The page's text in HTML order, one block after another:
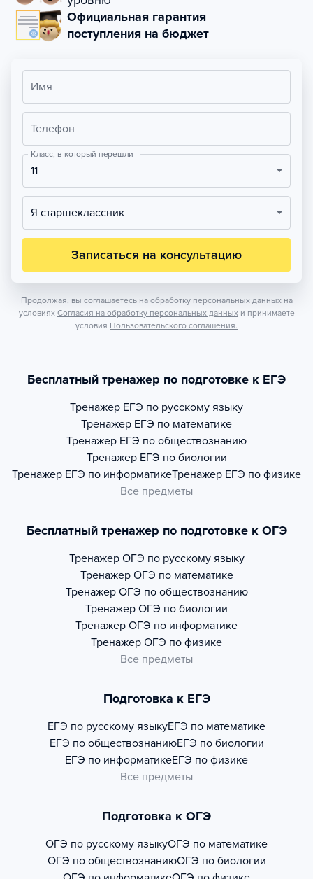
Официальная гарантия
поступления на бюджет
Имя
Телефон
Класс, в который перешли
11
Я старшеклассник
Записаться на консультацию
Продолжая, вы соглашаетесь на обработку персональных данных на
условиях Согласия на обработку персональных данных и принимаете
условия Пользовательского соглашения.
Бесплатный тренажер по подготовке к ЕГЭ
Тренажер ЕГЭ по русскому языку
Тренажер ЕГЭ по математике
Тренажер ЕГЭ по обществознанию
Тренажер ЕГЭ по биологии
Тренажер ЕГЭ по информатикеТренажер ЕГЭ по физике
Все предметы
Бесплатный тренажер по подготовке к ОГЭ
Тренажер ОГЭ по русскому языку
Тренажер ОГЭ по математике
Тренажер ОГЭ по обществознанию
Тренажер ОГЭ по биологии
Тренажер ОГЭ по информатике
Тренажер ОГЭ по физике
Все предметы
Подготовка к ЕГЭ
ЕГЭ по русскому языкуЕГЭ по математике
ЕГЭ по обществознаниюЕГЭ по биологии
ЕГЭ по информатикеЕГЭ по физике
Все предметы
Подготовка к ОГЭ
ОГЭ по русскому языкуОГЭ по математике
ОГЭ по обществознаниюОГЭ по биологии